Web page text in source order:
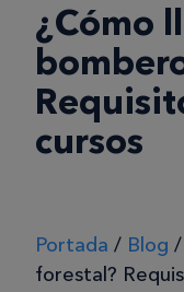
¿Cómo
cursos
Portada / Blog /
forestal?